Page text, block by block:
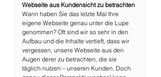
Webseite aus Kundensicht zu betrachten
Wann haben Sie das letzte Mal Ihre
eigene Webseite genau unter die Lupe
genommen? Oft sind wir so sehr in den
Aufbau und die Inhalte vertieft, dass wir
vergessen, unsere Webseite aus den
Augen derer zu betrachten, die sie
täglich nutzen – unseren Kunden. Doch